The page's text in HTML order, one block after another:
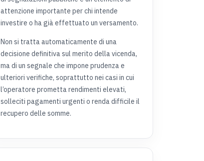
attenzione importante per chi intende
investire o ha già effettuato un versamento.
Non si tratta automaticamente di una
decisione definitiva sul merito della vicenda,
ma di un segnale che impone prudenza e
ulteriori verifiche, soprattutto nei casi in cui
l’operatore prometta rendimenti elevati,
solleciti pagamenti urgenti o renda difficile il
recupero delle somme.